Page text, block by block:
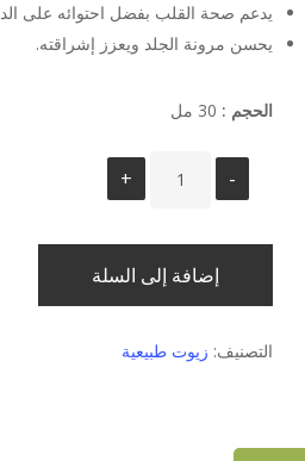
يدعم صحة القلب بفضل احتوائه على
يحسن مرونة الجلد ويعزز إشراقته.
الحجم :
إضافة إلى السلة
التصنيف: زيوت طبيعية